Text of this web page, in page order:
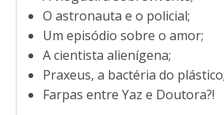
O astronauta e o policial;
Um episódio sobre o amor;
A cientista alienígena;
Praxeus, a bactéria do plástico;
Farpas entre Yaz e Doutora?!